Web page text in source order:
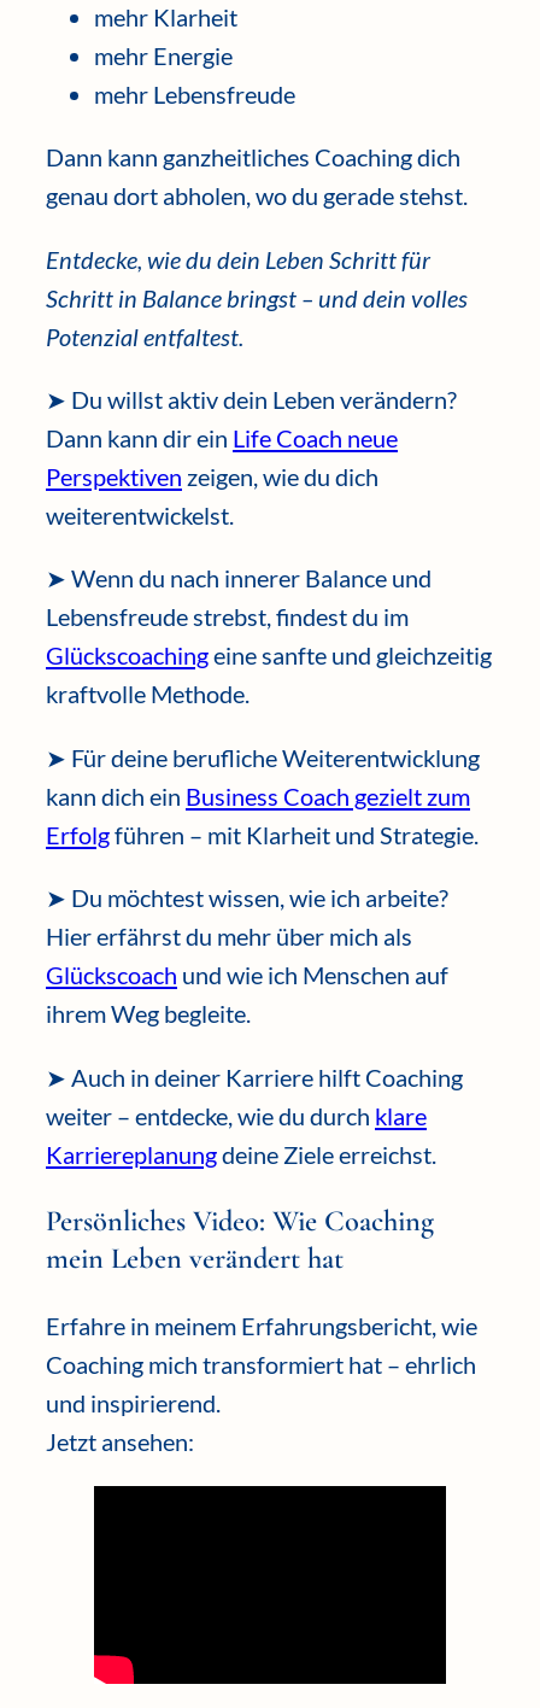
mehr Klarheit
mehr Energie
mehr Lebensfreude
Dann kann ganzheitliches Coaching dich
genau dort abholen, wo du gerade stehst.
Entdecke, wie du dein Leben Schritt für
Schritt in Balance bringst – und dein volles
Potenzial entfaltest.
➤ Du willst aktiv dein Leben verändern?
Dann kann dir ein Life Coach neue
Perspektiven zeigen, wie du dich
weiterentwickelst.
➤ Wenn du nach innerer Balance und
Lebensfreude strebst, findest du im
Glückscoachingeine sanfte und gleichzeitig
kraftvolle Methode.
➤ Für deine berufliche Weiterentwicklung
kann dich ein Business Coach gezielt zum
Erfolgführen – mit Klarheit und Strategie.
➤ Du möchtest wissen, wie ich arbeite?
Hier erfährst du mehr über mich als
Glückscoach und wie ich Menschen auf
ihrem Weg begleite.
➤ Auch in deiner Karriere hilft Coaching
weiter – entdecke, wie du durch klare
Karriereplanungdeine Ziele erreichst.
Persönliches Video: Wie Coaching
mein Leben verändert hat
Erfahre in meinem Erfahrungsbericht, wie
Coaching mich transformiert hat – ehrlich
und inspirierend.
Jetzt ansehen: